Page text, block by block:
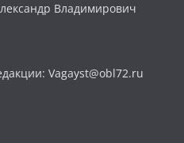
Владимирович
Vagayst@obl72.ru